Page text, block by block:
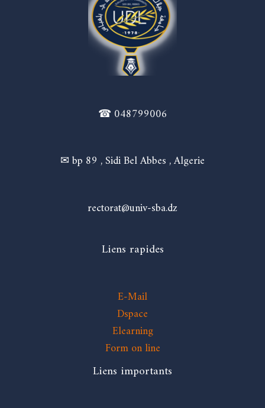
☎ 048799006
✉ bp 89 , Sidi Bel Abbes , Algerie
rectorat@univ-sba.dz
Liens rapides
E-Mail
Dspace
Elearning
Form on line
Liens importants